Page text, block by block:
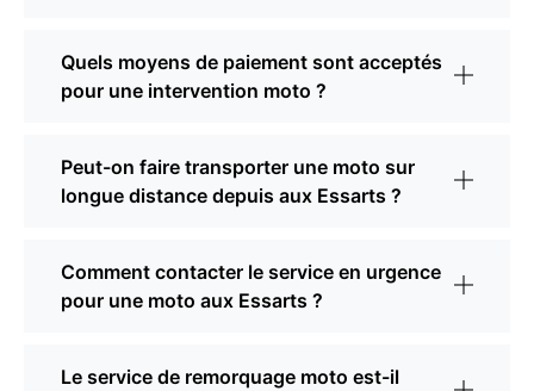
Quels moyens de paiement sont acceptés
pour une intervention moto ?
Peut-on faire transporter une moto sur
longue distance depuis aux Essarts ?
Comment contacter le service en urgence
pour une moto aux Essarts ?
Le service de remorquage moto est-il